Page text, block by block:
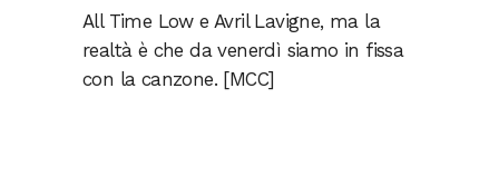
All Time Low e Avril Lavigne, ma la
realtà è che da venerdì siamo in fissa
con la canzone. [MCC]